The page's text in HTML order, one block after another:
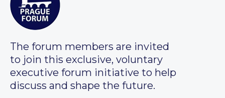
The forum members are invited
to join this exclusive, voluntary
executive forum initiative to help
discuss and shape the future.